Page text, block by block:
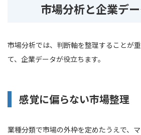
市場分析と企業デ
市場分析では、判断軸を整理することが
て、企業データが役立ちます。
感覚に偏らない市場整理
業種分類で市場の外枠を定めたうえで、